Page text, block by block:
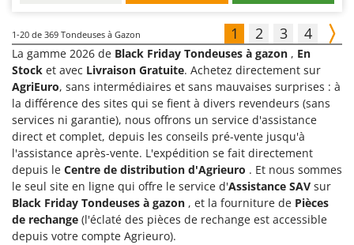
1-20 de 369 Tondeuses à Gazon 1 2 3 4
La gamme 2026 de Black Friday Tondeuses à gazon , En
Stock et avec Livraison Gratuite. Achetez directement sur
AgriEuro, sans intermédiaires et sans mauvaises surprises : à
la différence des sites qui se fient à divers revendeurs (sans
services ni garantie), nous offrons un service d'assistance
direct et complet, depuis les conseils pré-vente jusqu'à
l'assistance après-vente. L'expédition se fait directement
depuis le Centre de distribution d'Agrieuro . Et nous sommes
le seul site en ligne qui offre le service d'Assistance SAV sur
Black Friday Tondeuses à gazon , et la fourniture de Pièces
de rechange (l'éclaté des pièces de rechange est accessible
depuis votre compte Agrieuro).